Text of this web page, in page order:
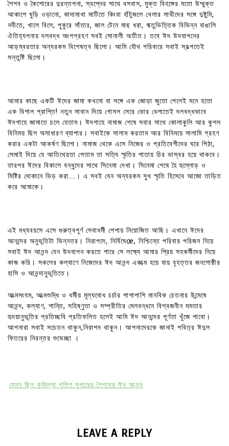
শৈশব ও কৈশোরের দুরন্তপনা, স্বপ্নের সাথে বসবাস, মুক্ত বিহঙ্গের মতো উম্মুক্ত
আকাশে ঘুড়ি ওড়ানো, কাদামাখা মাটিতে কিংবা হাঁটুজলে খেলার সাথীদের সঙ্গে দুষ্টুমি,
নদীতে, খালে বিলে, পুকুরে সাঁতার, জাল টেনে মাছ ধরা, ঋতুভিত্তিক বিভিন্ন বাঙালি
ঐতিহ্যপনায় দলবদ্ধ অংশগ্রহণ সবই সোনালী অতীত। তবে ঈদ উদযাপনের
আড়ম্বরতার অন্যরকম বিশেষত্ব ছিলো। আমি যৌথ পরিবারে সবাই স্বল্পতেই
সন্তুষ্টি ছিলো।
আমার কাছে একটি ঈদের জামা কখনো বা সঙ্গে এক জোড়া জুতো পেলেই মনে হতো
এক বিশাল প্রাপ্তি! নতুন সাবান দিয়ে গোসল সেরে ভোর বেলাতেই দলবদ্ধভাবে
ঈদগাহে জামাতে চলে যেতাম। ঈদগাহে নামাজ শেষে সবার সাথে কোলাকুলি আর কুশল
বিনিময় ছিল অসাধারণ ব্যাপার। সবাইকে সালাম করতাম আর বিনিময়ে সালামি গ্রহণ
করার একটা আকর্ষণ ছিলো। নামাজ থেকে এসে নিজের ও প্রতিবেশীদের ঘরে পিঠা,
সেমাই দিয়ে যে আতিথেয়তা পেতাম তা সত্যি স্মৃতির পাতায় চির ভাস্বর হয়ে থাকবে।
তারপর ঈদের বিকালে বন্ধুদের সাথে সিনেমা দেখা। সিনেমা শেষে হৈ হুল্লোড় ও
মিষ্টির দোকানে ভিড় করা….। এ সবই যেন অন্যরকম সুখ স্মৃতি হিসেবে আজো তাড়িত
করে আমাকে।
এই মধ্যবয়সে এসে গুরুত্বপূর্ণ সেবাধর্মী পেশায় নিয়োজিত আছি। এখানে ঈদের
আনন্দের অনুভূতিটা ভিন্নতর। নিরাপদে, নির্বিঘেœ, নিশ্চিন্তে পরিবার পরিজন নিয়ে
সবাই ঈদ আনন্দ যেন উদযাপন করতে পারে সে লক্ষ্যে আমার প্রিয় সহকর্মীদের নিয়ে
কাজ করি। সকলের কল্যাণে নিজেদের ঈদ আনন্দ একাত্ম হয়ে যায় বৃহত্তর জনগোষ্ঠীর
হাসি ও আনন্দানুভূতিতে।
আত্মসংযম, আত্মশুদ্ধি ও ধর্মীয় মূল্যবোধ চর্চার পাশাপাশি মানবিক চেতনার উন্মেষে
আনন্দ, কল্যাণ, শান্তি, সহিষ্ণুতা ও সম্প্রীতির মেলবন্ধনে বিশ্বজনীন মমতার
হৃদয়ানুভূতির প্রতিচ্ছবি প্রতিফলিত হলেই আমি ঈদ আনন্দের পূর্ণতা খুঁজে পাবো।
আপনারা সবাই সচেতন থাকুন,নিরাপদ থাকুন। আপনাদেরকে জানাই পবিত্র ঈদুল
ফিতরের নিরন্তর শুভেচ্ছা ।
যেমন ছিল কুমিল্লা পুলিশ সুপারের শৈশবের ঈদ আনন্দ
LEAVE A REPLY